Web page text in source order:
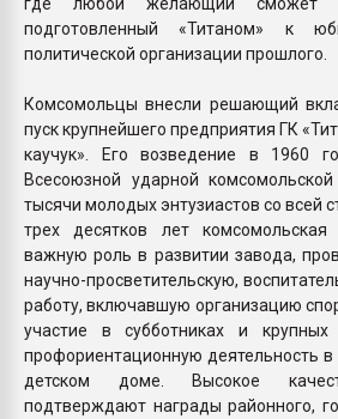
подготовленный «Титаном» к
политической организации прошлого.
Комсомольцы внесли решающий
пуск крупнейшего предприятия ГК
каучук». Его возведение в 1960
Всесоюзной ударной
тысячи молодых энтузиастов со всей
трех десятков лет комсомольская
важную роль в развитии завода,
научно-просветительскую,
работу, включавшую организацию
участие в субботниках и крупных
профориентационную деятельность
детском доме. Высокое
подтверждают награды районного,